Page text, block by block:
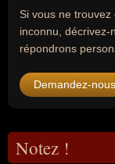
Si vous ne
inconnu, décrivez-
répondrons
Demandez-nous
Notez !